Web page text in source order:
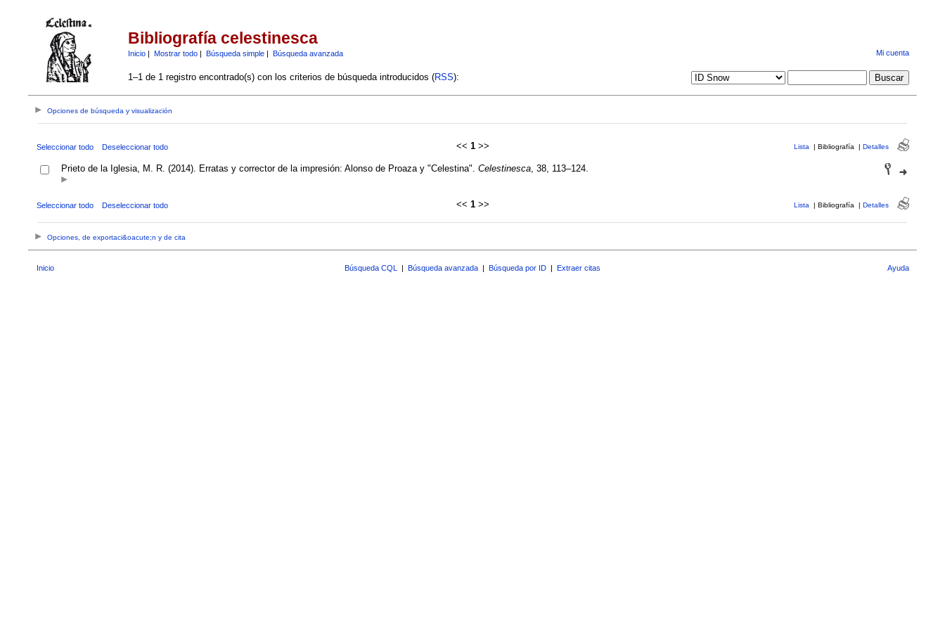
Bibliografía celestinesca
Inicio| Mostrar todo| Búsqueda simple| Búsqueda avanzada Mi cuenta
1–1 de 1 registro encontrado(s) con los criterios de búsqueda introducidos (RSS):
Opciones de búsqueda y visualización
Seleccionar todo Deseleccionar todo << 1>> Lista | Bibliografía | Detalles
Prieto de la Iglesia, M. R. (2014). Erratas y corrector de la impresión: Alonso de Proaza y "Celestina". Celestinesca, 38, 113–124.
Seleccionar todo Deseleccionar todo << 1>> Lista | Bibliografía | Detalles
Opciones, de exportaci&oacute;n y de cita
Inicio Búsqueda CQL | Búsqueda avanzada | Búsqueda por ID | Extraer citas Ayuda